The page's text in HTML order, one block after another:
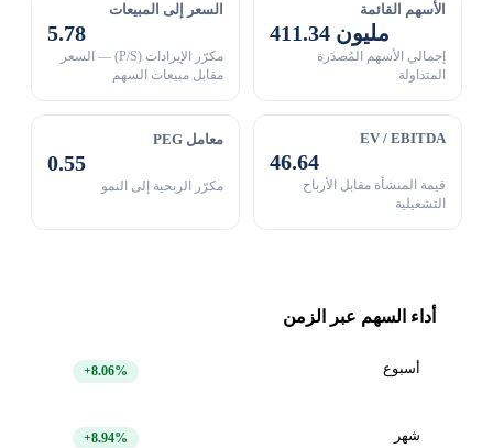
الأسهم القائمة
411.34 مليون
إجمالي الأسهم المُصدَرة
المتداولة
السعر إلى المبيعات
5.78
مكرّر الإيرادات (P/S) — السعر
مقابل مبيعات السهم
EV / EBITDA
46.64
قيمة المنشأة مقابل الأرباح
التشغيلية
معامل PEG
0.55
مكرّر الربحية إلى النمو
أداء السهم عبر الزمن
أسبوع +8.06%
شهر +8.94%